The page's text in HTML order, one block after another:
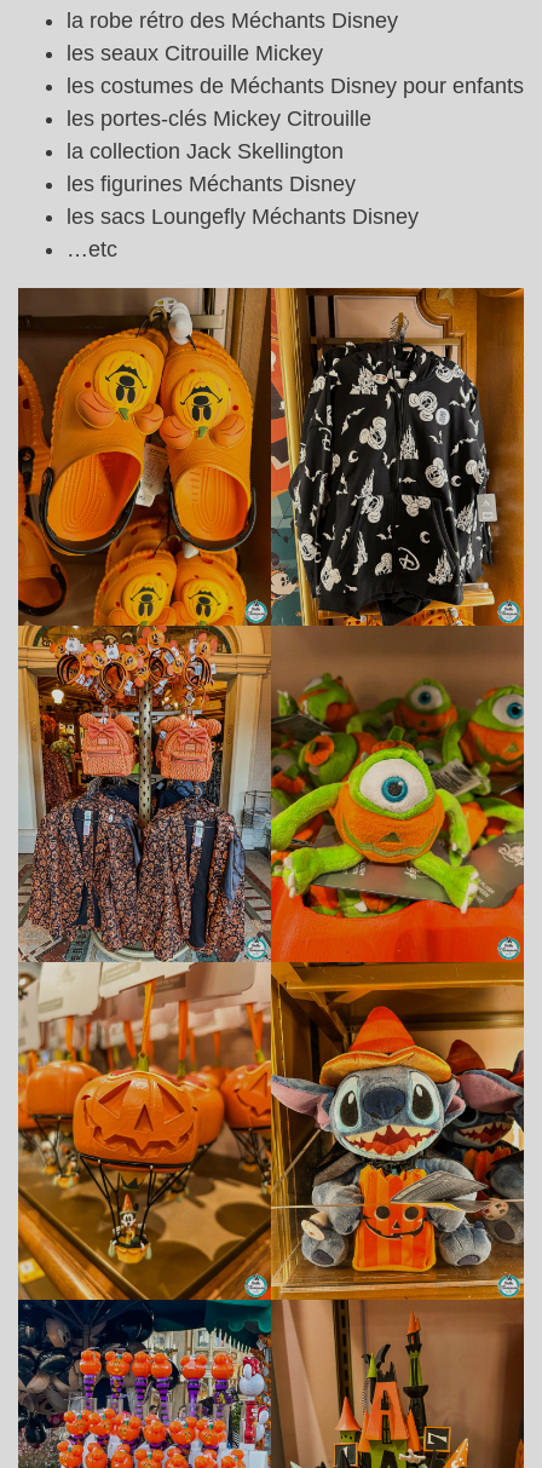
la robe rétro des Méchants Disney
les seaux Citrouille Mickey
les costumes de Méchants Disney pour enfants
les portes-clés Mickey Citrouille
la collection Jack Skellington
les figurines Méchants Disney
les sacs Loungefly Méchants Disney
…etc